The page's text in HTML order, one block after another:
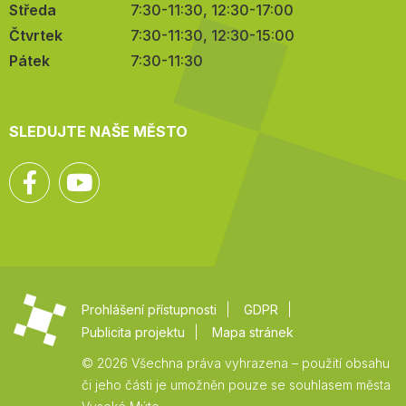
Středa
7:30-11:30, 12:30-17:00
Čtvrtek
7:30-11:30, 12:30-15:00
Pátek
7:30-11:30
SLEDUJTE NAŠE MĚSTO
Facebook
Prohlášení přístupnosti
GDPR
Publicita projektu
Mapa stránek
© 2026 Všechna práva vyhrazena – použití obsahu
či jeho části je umožněn pouze se souhlasem města